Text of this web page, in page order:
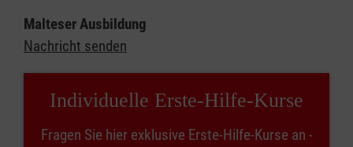
Malteser Ausbildung
Nachricht senden
Individuelle Erste-Hilfe-Kurse
Fragen Sie hier exklusive Erste-Hilfe-Kurse an -